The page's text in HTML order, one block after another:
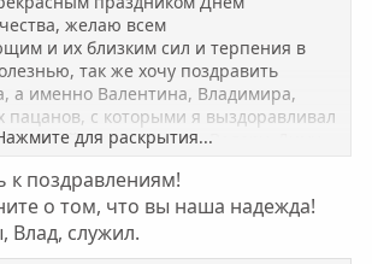
желаю всем
и их близким сил и терпения в
так же хочу поздравить
а именно Валентина, Владимира,
с которыми я выздоравливал
по сей день - Артема, Валеру, Диму
с праздником!!!
для раскрытия...
к поздравлениям!
о том, что вы наша надежда!
Влад, служил.